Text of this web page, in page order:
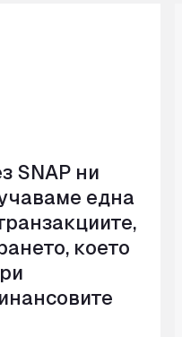
SNAP ни
една
което